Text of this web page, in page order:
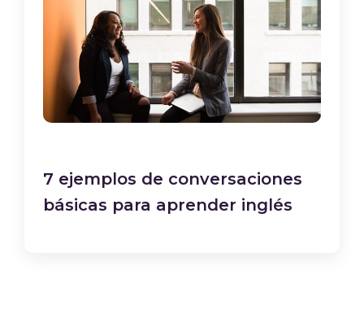
7 ejemplos de conversaciones
básicas para aprender inglés